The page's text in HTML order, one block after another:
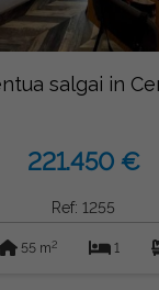
salgai in
221.450 €
Ref: 1255
55 m2 1